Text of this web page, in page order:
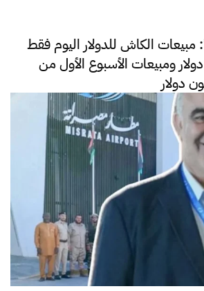
الكاش للدولار اليوم فقط
مليون دولار ومبيعات الأسبوع الأول من